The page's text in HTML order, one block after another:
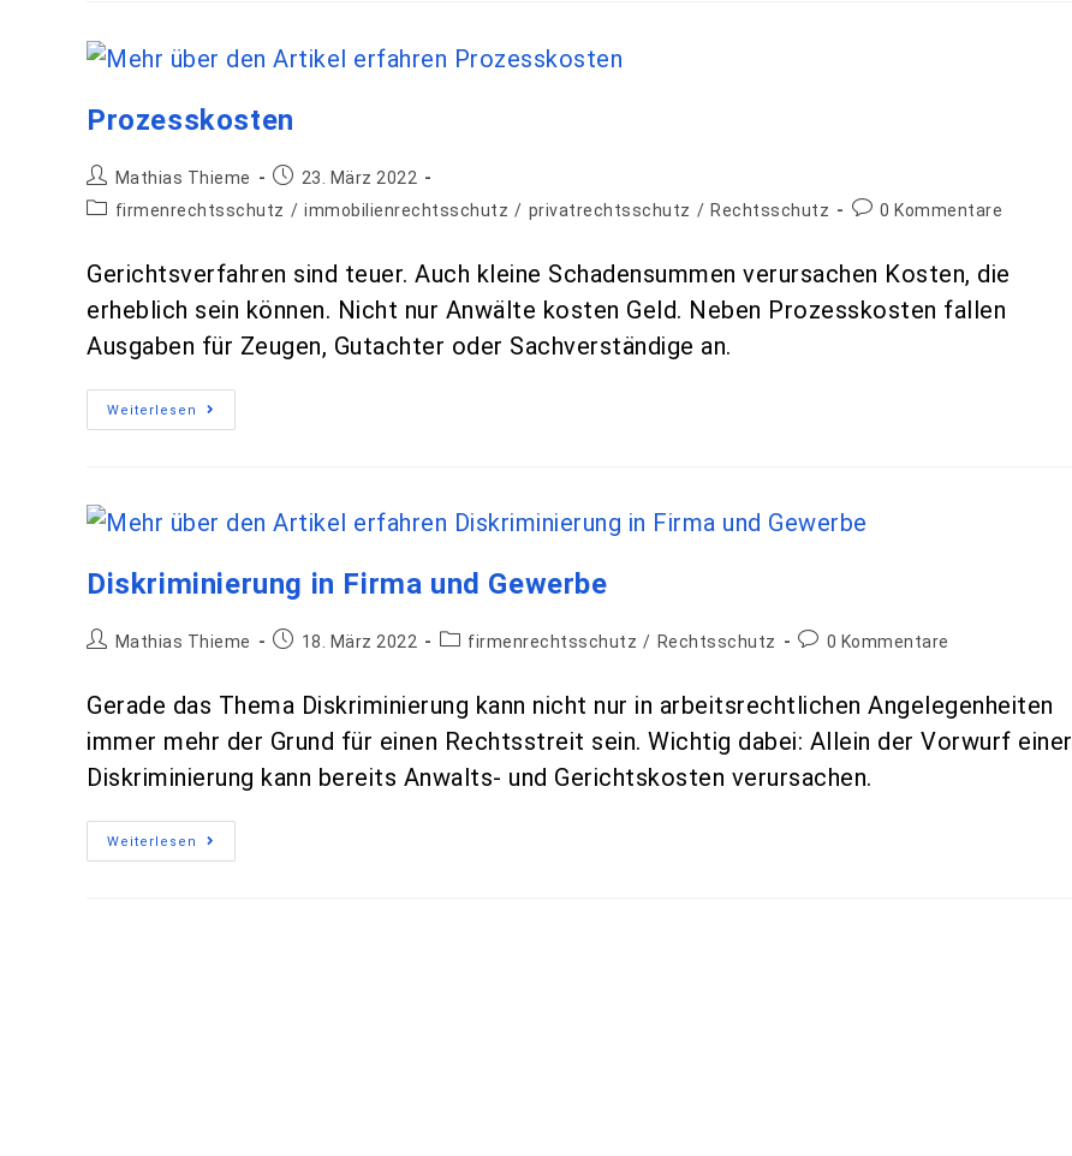
Prozesskosten
Mathias Thieme
23. März 2022
firmenrechtsschutz / immobilienrechtsschutz / privatrechtsschutz / Rechtsschutz 0 Kommentare
Gerichtsverfahren sind teuer. Auch kleine Schadensummen verursachen Kosten, die
erheblich sein können. Nicht nur Anwälte kosten Geld. Neben Prozesskosten fallen
Ausgaben für Zeugen, Gutachter oder Sachverständige an.
Weiterlesen
Diskriminierung in Firma und Gewerbe
Mathias Thieme 18. März 2022 firmenrechtsschutz / Rechtsschutz 0 Kommentare
Gerade das Thema Diskriminierung kann nicht nur in arbeitsrechtlichen Angelegenheiten
immer mehr der Grund für einen Rechtsstreit sein. Wichtig dabei: Allein der Vorwurf einer
Diskriminierung kann bereits Anwalts- und Gerichtskosten verursachen.
Weiterlesen